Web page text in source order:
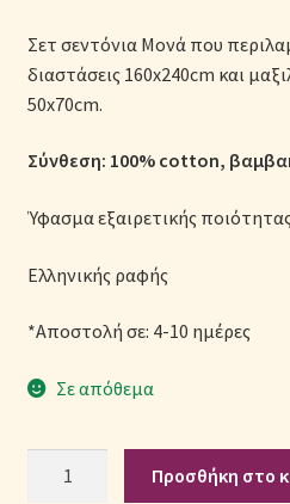
Ολοκλήρωση παραγγελίας
Όροι Χρήσης
Παιδικά Λευκά Είδη
Παπλώματα για Ζεστασιά &
Παπλωματοθήκες
Πικέ Κουβέρτες
Σετ σεντόνια Μονά που
διαστάσεις 160x240cm και
50x70cm.
Σύνθεση: 100% cotton,
Ύφασμα εξαιρετικής
Ελληνικής ραφής
*Αποστολή σε: 4-10 ημέρες
Σε απόθεμα
Προσθήκη στο